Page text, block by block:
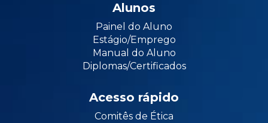
Alunos
Painel do Aluno
Estágio/Emprego
Manual do Aluno
Diplomas/Certificados
Acesso rápido
Comitês de Ética